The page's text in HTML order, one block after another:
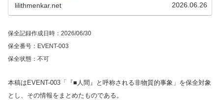
lilithmenkar.net 2026.06.26
保全記録作成日時：2026/06/30
保全番号：EVENT-003
保全状態：不可
本稿はEVENT-003「『■人間』と呼称される非物質的事象」を保全対象
とし、その情報をまとめたものである。